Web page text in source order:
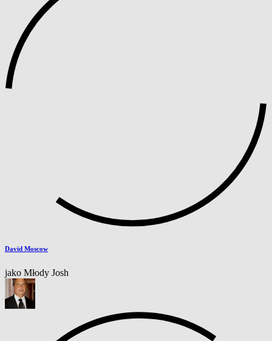
David Moscow
jako Młody Josh